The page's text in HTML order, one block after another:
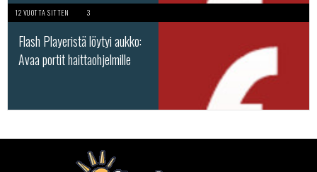
12 VUOTTA SITTEN 3
Flash Playeristä löytyi aukko:
Avaa portit haittaohjelmille